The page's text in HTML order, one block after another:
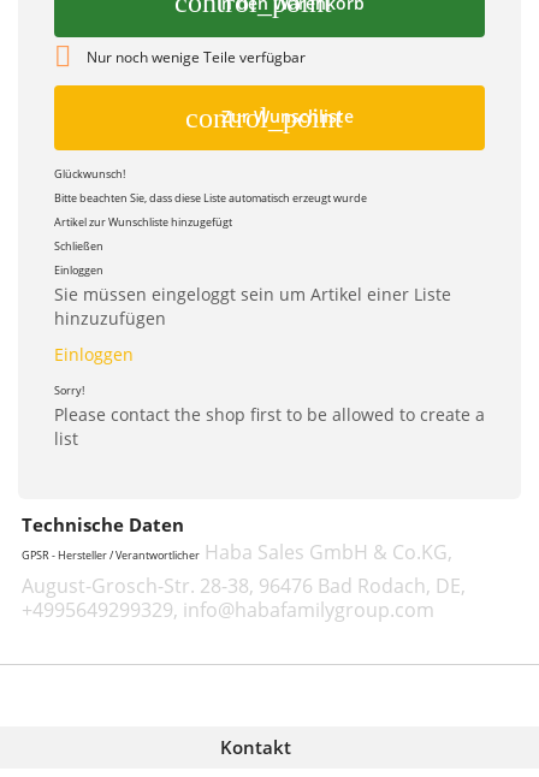
 Nur noch wenige Teile verfügbar
control_point
Zur Wunschliste
Glückwunsch!
Bitte beachten Sie, dass diese Liste automatisch erzeugt wurde
Artikel zur Wunschliste hinzugefügt
Schließen
Einloggen
Sie müssen eingeloggt sein um Artikel einer Liste
hinzuzufügen
Einloggen
Sorry!
Please contact the shop first to be allowed to create a
list
Technische Daten
GPSR - Hersteller / Verantwortlicher Haba Sales GmbH & Co.KG,
August-Grosch-Str. 28-38, 96476 Bad Rodach, DE,
+4995649299329, info@habafamilygroup.com
Kontakt